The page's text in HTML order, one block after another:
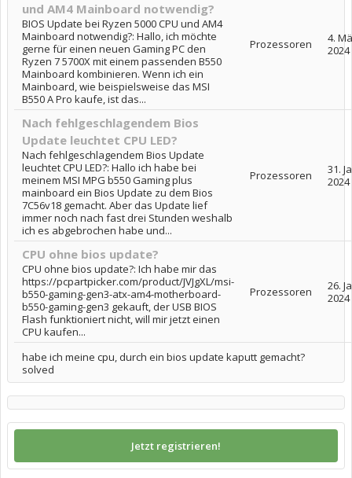
und AM4 Mainboard notwendig?
BIOS Update bei Ryzen 5000 CPU und AM4
Mainboard notwendig?: Hallo, ich möchte
gerne für einen neuen Gaming PC den
Ryzen 7 5700X mit einem passenden B550
Mainboard kombinieren. Wenn ich ein
Mainboard, wie beispielsweise das MSI
B550 A Pro kaufe, ist das...
Prozessoren
4.
2024
Nach fehlgeschlagendem Bios
Update leuchtet CPU LED?
Nach fehlgeschlagendem Bios Update
leuchtet CPU LED?: Hallo ich habe bei
meinem MSI MPG b550 Gaming plus
mainboard ein Bios Update zu dem Bios
7C56v18 gemacht. Aber das Update lief
immer noch nach fast drei Stunden weshalb
ich es abgebrochen habe und...
Prozessoren
31.
2024
CPU ohne bios update?
CPU ohne bios update?: Ich habe mir das
https://pcpartpicker.com/product/JVJgXL/msi-
b550-gaming-gen3-atx-am4-motherboard-
b550-gaming-gen3 gekauft, der USB BIOS
Flash funktioniert nicht, will mir jetzt einen
CPU kaufen...
Prozessoren
26.
2024
habe ich meine cpu, durch ein bios update kaputt gemacht?
solved
Jetzt registrieren!